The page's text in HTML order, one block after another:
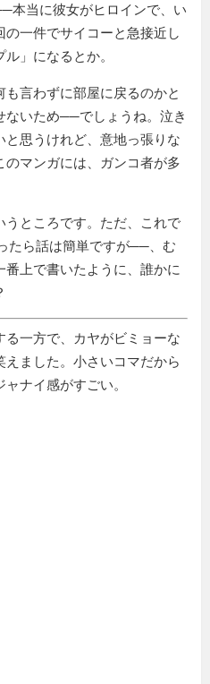
本当に彼女がヒロインで、い
一件でサイコーと急接近し
ル」になるとか。
言わずに部屋に戻るのかと
ないため──でしょうね。泣き
思うけれど、意地っ張りな
のマンガには、ガンコ者が多
ところです。ただ、これで
たら話は簡単ですが──、む
上で書いたように、誰かに
一方で、カヤがビミョーな
ました。小さいコマだから
ナイ感がすごい。